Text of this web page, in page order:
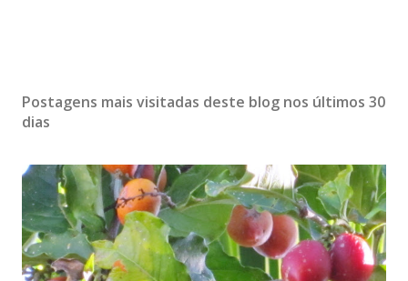
Postagens mais visitadas deste blog nos últimos 30
dias